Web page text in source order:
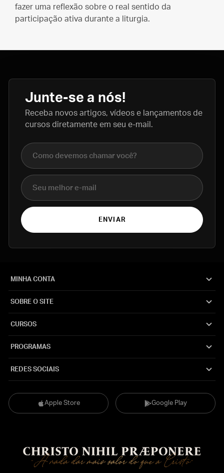
fazer uma reflexão sobre o real sentido da
participação ativa durante a liturgia.
Junte-se a nós!
Receba novos artigos, vídeos e lançamentos de
cursos diretamente em seu e-mail.
Nome completo
E-mail
ENVIAR
Apple Store Google Play
MINHA CONTA
SOBRE O SITE
CURSOS
PROGRAMAS
REDES SOCIAIS